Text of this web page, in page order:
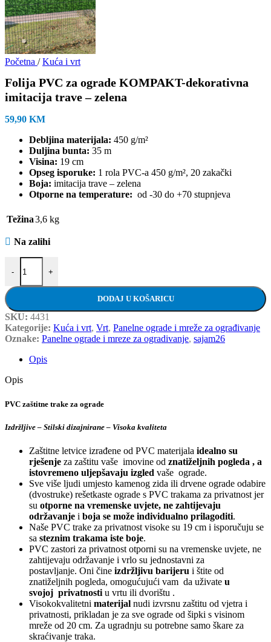
Početna / Kuća i vrt
Folija PVC za ograde KOMPAKT-dekorativna
imitacija trave – zelena
59,90 KM
Debljina materijala: 450 g/m²
Duljina bunta: 35 m
Visina: 19 cm
Opseg isporuke: 1 rola PVC-a 450 g/m², 20 zakački
Boja: imitacija trave – zelena
Otporne na temperature: od -30 do +70 stupnjeva
Težina3,6 kg
Na zalihi
-
Folija PVC za ograde KOMPAKT-dekorativna imitacija trave -
+
DODAJ U KOŠARICU
SKU: 4431
Kategorije: Kuća i vrt, Vrt, Panelne ograde i mreže za ograđivanje
Oznake: Panelne ograde i mreze za ogradivanje, sajam26
Opis
Opis
PVC zaštitne trake za ograde
Izdržljive – Stilski dizajnirane – Visoka kvaliteta
Zaštitne letvice izrađene od PVC materijala idealno su
rješenje za zaštitu vaše imovine od znatiželjnih pogleda , a
istovremeno uljepšavaju izgled vaše ograde.
Sve više ljudi umjesto kamenog zida ili drvene ograde odabire
(dvostruke) rešetkaste ograde s PVC trakama za privatnost jer
su otporne na vremenske uvjete, ne zahtijevaju
održavanje i boja se može individualno prilagoditi.
Naše PVC trake za privatnost visoke su 19 cm i isporučuju se
sa steznim trakama iste boje.
PVC zastori za privatnost otporni su na vremenske uvjete, ne
zahtijevaju održavanje i vrlo su jednostavni za
postavljanje. Oni čine izdržljivu barijeru i štite od
znatiželjnih pogleda, omogućujući vam da uživate u
svojoj privatnosti u vrtu ili dvorištu .
Visokokvalitetni materijal nudi izvrsnu zaštitu od vjetra i
privatnosti, prikladan je za sve ograde od šipki s visinom
mreže od 20 cm. Za ugradnju su potrebne samo škare za
skraćivanje traka.